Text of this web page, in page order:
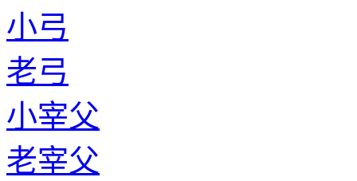
小弓
老弓
小宰父
老宰父